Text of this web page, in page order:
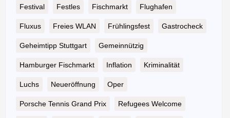
Festival Festles Fischmarkt Flughafen
Fluxus Freies WLAN Frühlingsfest Gastrocheck
Geheimtipp Stuttgart Gemeinnützig
Hamburger Fischmarkt Inflation Kriminalität
Luchs Neueröffnung Oper
Porsche Tennis Grand Prix Refugees Welcome